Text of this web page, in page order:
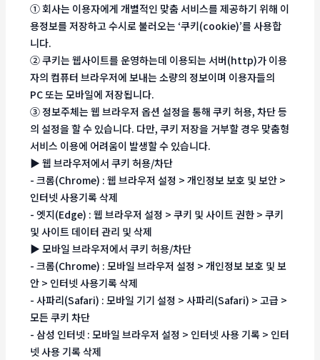
① 회사는 이용자에게 개별적인 맞춤 서비스를 제공하기 위해 이
용정보를 저장하고 수시로 불러오는 ‘쿠키(cookie)’를 사용합
니다.
② 쿠키는 웹사이트를 운영하는데 이용되는 서버(http)가 이용
자의 컴퓨터 브라우저에 보내는 소량의 정보이며 이용자들의
PC 또는 모바일에 저장됩니다.
③ 정보주체는 웹 브라우저 옵션 설정을 통해 쿠키 허용, 차단 등
의 설정을 할 수 있습니다. 다만, 쿠키 저장을 거부할 경우 맞춤형
서비스 이용에 어려움이 발생할 수 있습니다.
▶ 웹 브라우저에서 쿠키 허용/차단
- 크롬(Chrome) : 웹 브라우저 설정 > 개인정보 보호 및 보안 >
인터넷 사용기록 삭제
- 엣지(Edge) : 웹 브라우저 설정 > 쿠키 및 사이트 권한 > 쿠키
및 사이트 데이터 관리 및 삭제
▶ 모바일 브라우저에서 쿠키 허용/차단
- 크롬(Chrome) : 모바일 브라우저 설정 > 개인정보 보호 및 보
안 > 인터넷 사용기록 삭제
- 사파리(Safari) : 모바일 기기 설정 > 사파리(Safari) > 고급 >
모든 쿠키 차단
- 삼성 인터넷 : 모바일 브라우저 설정 > 인터넷 사용 기록 > 인터
넷 사용 기록 삭제